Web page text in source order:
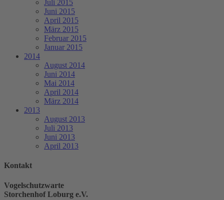
Juli 2015
Juni 2015
April 2015
März 2015
Februar 2015
Januar 2015
2014
August 2014
Juni 2014
Mai 2014
April 2014
März 2014
2013
August 2013
Juli 2013
Juni 2013
April 2013
Kontakt
Vogelschutzwarte
Storchenhof Loburg e.V.